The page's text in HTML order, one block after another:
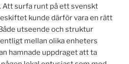
Att surfa runt på ett svenskt
kunde därför vara en rätt
utseende och struktur
mellan olika enheters
hamnade uppdraget att ta